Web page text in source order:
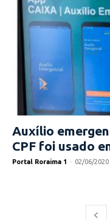
Auxílio
CPF foi usado
Portal Roraima 1 - 02/06/2020